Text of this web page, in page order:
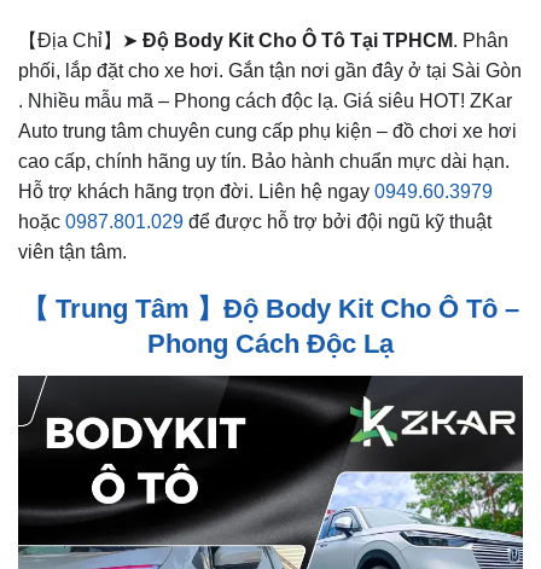
【Địa Chỉ】➤ Độ Body Kit Cho Ô Tô Tại TPHCM. Phân
phối, lắp đặt cho xe hơi. Gắn tận nơi gần đây ở tại Sài Gòn
. Nhiều mẫu mã – Phong cách độc lạ. Giá siêu HOT! ZKar
Auto trung tâm chuyên cung cấp phụ kiện – đồ chơi xe hơi
cao cấp, chính hãng uy tín. Bảo hành chuẩn mực dài hạn.
Hỗ trợ khách hãng trọn đời. Liên hệ ngay 0949.60.3979
hoặc 0987.801.029 để được hỗ trợ bởi đội ngũ kỹ thuật
viên tận tâm.
【 Trung Tâm 】Độ Body Kit Cho Ô Tô –
Phong Cách Độc Lạ